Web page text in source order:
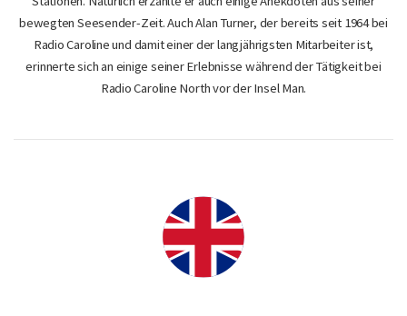
bewegten Seesender-Zeit. Auch Alan Turner, der bereits seit 1964 bei
Radio Caroline und damit einer der langjährigsten Mitarbeiter ist,
erinnerte sich an einige seiner Erlebnisse während der Tätigkeit bei
Radio Caroline North vor der Insel Man.